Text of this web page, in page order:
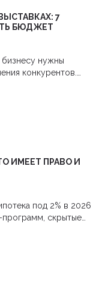
7
БЮДЖЕТ
бизнесу нужны
конкурентов.
ИМЕЕТ ПРАВО И
под 2% в 2026
скрытые